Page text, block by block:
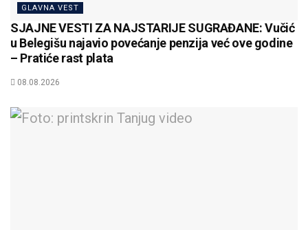
GLAVNA VEST
SJAJNE VESTI ZA NAJSTARIJE SUGRAĐANE: Vučić
u Belegišu najavio povećanje penzija već ove godine
– Pratiće rast plata
08.08.2026